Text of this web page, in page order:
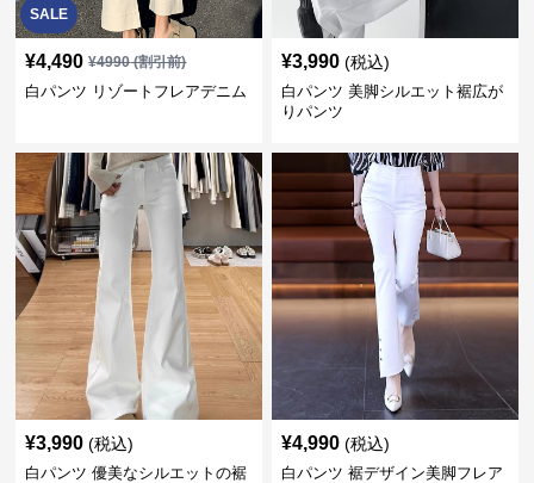
SALE
¥4,490 ¥4990(割引前)
白パンツ リゾートフレアデニム
¥3,990 (税込)
白パンツ 美脚シルエット裾広が
りパンツ
¥3,990 (税込)
白パンツ 優美なシルエットの裾
¥4,990 (税込)
白パンツ 裾デザイン美脚フレア